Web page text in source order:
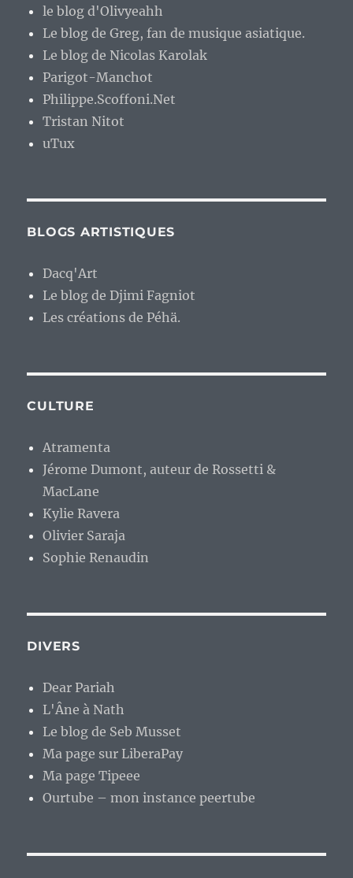
le blog d'Olivyeahh
Le blog de Greg, fan de musique asiatique.
Le blog de Nicolas Karolak
Parigot-Manchot
Philippe.Scoffoni.Net
Tristan Nitot
uTux
BLOGS ARTISTIQUES
Dacq'Art
Le blog de Djimi Fagniot
Les créations de Péhä.
CULTURE
Atramenta
Jérome Dumont, auteur de Rossetti &
MacLane
Kylie Ravera
Olivier Saraja
Sophie Renaudin
DIVERS
Dear Pariah
L'Âne à Nath
Le blog de Seb Musset
Ma page sur LiberaPay
Ma page Tipeee
Ourtube – mon instance peertube